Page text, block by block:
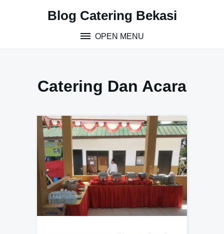
Blog Catering Bekasi
OPEN MENU
Catering Dan Acara